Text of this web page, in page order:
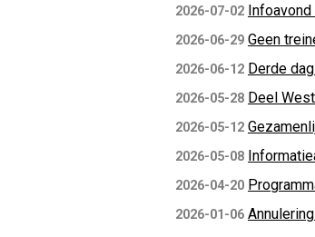
2026-07-02
2026-06-29 Geen
2026-06-12 Derde
2026-05-28 Deel
2026-05-12
2026-05-08
2026-04-20
2026-01-06